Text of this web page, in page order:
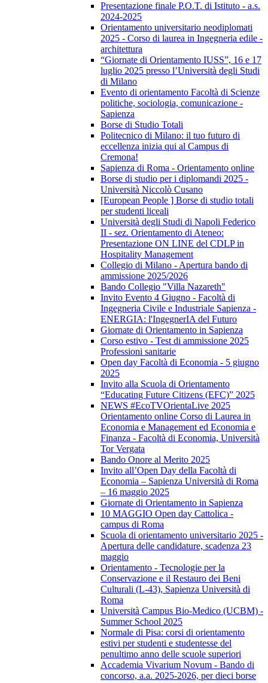
Presentazione finale P.O.T. di Istituto - a.s.
2024-2025
Orientamento universitario neodiplomati
2025 - Corso di laurea in Ingegneria edile -
architettura
“Giornate di Orientamento IUSS”, 16 e 17
luglio 2025 presso l’Università degli Studi
di Milano
Evento di orientamento Facoltà di Scienze
politiche, sociologia, comunicazione -
Sapienza
Borse di Studio Totali
Politecnico di Milano: il tuo futuro di
eccellenza inizia qui al Campus di
Cremona!
Sapienza di Roma - Orientamento online
Borse di studio per i diplomandi 2025 -
Università Niccolò Cusano
[European People ] Borse di studio totali
per studenti liceali
Università degli Studi di Napoli Federico
II - sez. Orientamento di Ateneo:
Presentazione ON LINE del CDLP in
Hospitality Management
Collegio di Milano - Apertura bando di
ammissione 2025/2026
Bando Collegio "Villa Nazareth"
Invito Evento 4 Giugno - Facoltà di
Ingegneria Civile e Industriale Sapienza -
ENERGIA: l'IngegnerIA del Futuro
Giornate di Orientamento in Sapienza
Corso estivo - Test di ammissione 2025
Professioni sanitarie
Open day Facoltà di Economia - 5 giugno
2025
Invito alla Scuola di Orientamento
“Educating Future Citizens (EFC)” 2025
NEWS #EcoTVOrientaLive 2025
Orientamento online Corso di Laurea in
Economia e Management ed Economia e
Finanza - Facoltà di Economia, Università
Tor Vergata
Bando Onore al Merito 2025
Invito all’Open Day della Facoltà di
Economia – Sapienza Università di Roma
– 16 maggio 2025
Giornate di Orientamento in Sapienza
10 MAGGIO Open day Cattolica -
campus di Roma
Scuola di orientamento universitario 2025 -
Apertura delle candidature, scadenza 23
maggio
Orientamento - Tecnologie per la
Conservazione e il Restauro dei Beni
Culturali (L-43), Sapienza Università di
Roma
Università Campus Bio-Medico (UCBM) -
Summer School 2025
Normale di Pisa: corsi di orientamento
estivi per studenti e studentesse del
penultimo anno delle scuole superiori
Accademia Vivarium Novum - Bando di
concorso, a.a. 2025-2026, per dieci borse